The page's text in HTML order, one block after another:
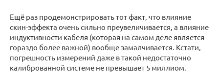
Ещё раз продемонстрировать тот факт, что влияние
скин-эффекта очень сильно преувеличивается, а влияние
индуктивности кабеля (которая на самом деле является
гораздо более важной) вообще замалчивается. Кстати,
погрешность измерений даже в такой недостаточно
калиброванной системе не превышает 5 миллиом.